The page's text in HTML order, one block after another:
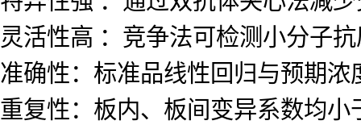
灵活性高 ：竞争法可检测小分子
准确性：标准品线性回归与预期浓
重复性：板内、板间变异系数均小